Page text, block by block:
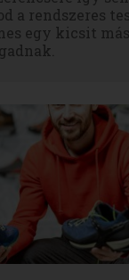
a rendszeres
egy kicsit